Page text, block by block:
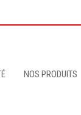
NOS PRODUITS